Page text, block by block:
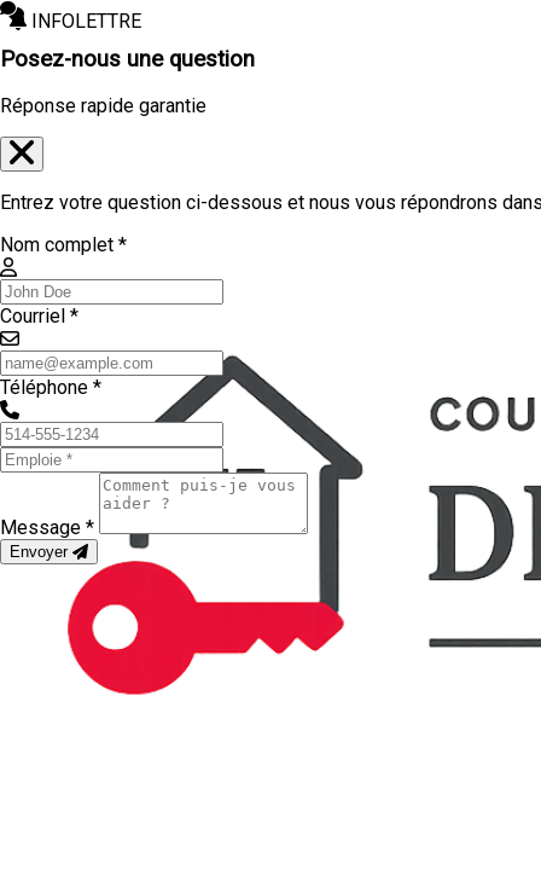
INFOLETTRE
Posez-nous une question
Réponse rapide garantie
Entrez votre question ci-dessous et nous vous répondrons
Nom complet *
Courriel *
Téléphone *
Message *
Envoyer